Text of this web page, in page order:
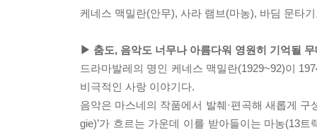
케네스 맥밀란(안무), 사라 램브(마농), 바딤 문타
▶ 춤도, 음악도 너무나 아름다워 영원히 기억될 무
드라마발레의 명인 케네스 맥밀란(1929~92)이
비극적인 사랑 이야기다.
음악은 마스네의 작품에서 발췌·편곡해 새롭게
gie)’가 흐르는 가운데 이를 받아들이는 마농(13